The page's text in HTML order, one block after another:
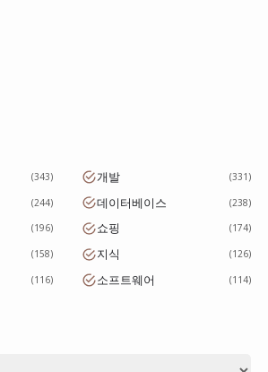
343 개발 331
244 데이터베이스 238
196 쇼핑 174
158 지식 126
116 소프트웨어 114